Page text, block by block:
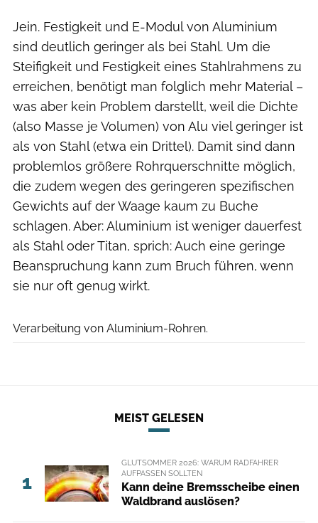
Jein. Festigkeit und E-Modul von Aluminium
sind deutlich geringer als bei Stahl. Um die
Steifigkeit und Festigkeit eines Stahlrahmens zu
erreichen, benötigt man folglich mehr Material –
was aber kein Problem darstellt, weil die Dichte
(also Masse je Volumen) von Alu viel geringer ist
als von Stahl (etwa ein Drittel). Damit sind dann
problemlos größere Rohrquerschnitte möglich,
die zudem wegen des geringeren spezifischen
Gewichts auf der Waage kaum zu Buche
schlagen. Aber: Aluminium ist weniger dauerfest
als Stahl oder Titan, sprich: Auch eine geringe
Beanspruchung kann zum Bruch führen, wenn
sie nur oft genug wirkt.
Verarbeitung von Aluminium-Rohren.
MEIST GELESEN
1
GLUTSOMMER 2026: WARUM RADFAHRER
AUFPASSEN SOLLTEN
Kann deine Bremsscheibe einen
Waldbrand auslösen?